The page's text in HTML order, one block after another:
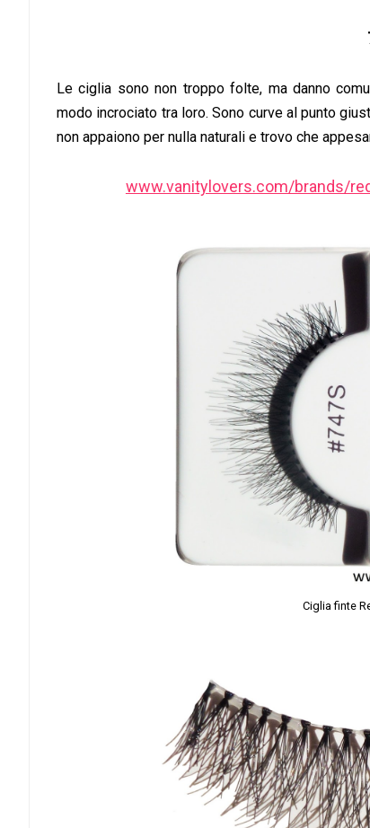
Le ciglia sono non troppo folte, ma danno
modo incrociato tra loro. Sono curve al punto
non appaiono per nulla naturali e trovo che
www.vanitylovers.com/brands/
Ciglia finte